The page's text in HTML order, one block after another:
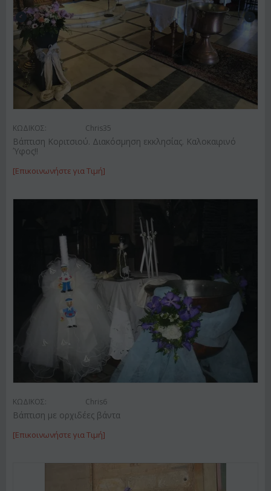
ΚΩΔΙΚΟΣ: Chris35
Βάπτιση Κοριτσιού. Διακόσμηση εκκλησίας. Καλοκαιρινό
Ύφος!!
[Επικοινωνήστε για Τιμή]
ΚΩΔΙΚΟΣ: Chris6
Βάπτιση με ορχιδέες βάντα
[Επικοινωνήστε για Τιμή]